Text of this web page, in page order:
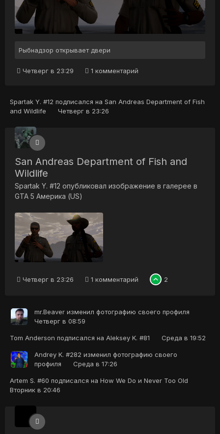
Рыбнадзор открывает двери
Четверг в 23:29 1 комментарий
Spartak Y. #12 подписался на San Andreas Department of Fish
and Wildlife
Четверг в 23:26
San Andreas Department of Fish and
Wildlife
Spartak Y. #12 опубликовал изображение в галерее в
GTA 5 Америка (US)
Четверг в 23:26 1 комментарий 2
mr.Beaver изменил фотографию своего профиля
Четверг в 08:59
Tom Anderson подписался на Aleksey K. #81 Среда в 19:52
Andrey K. #282 изменил фотографию своего
профиля
Среда в 17:26
Artem S. #60 подписался на How We Do и Never Too Old
Вторник в 20:46